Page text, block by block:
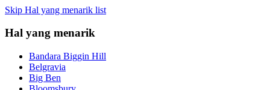
Skip Hal yang menarik list
Hal yang menarik
Bandara Biggin Hill
Belgravia
Big Ben